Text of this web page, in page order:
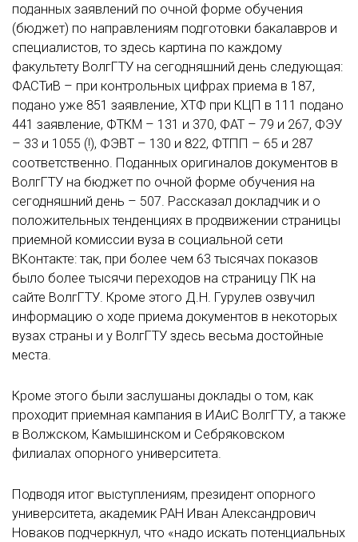
поданных заявлений по очной форме обучения
(бюджет) по направлениям подготовки бакалавров и
специалистов, то здесь картина по каждому
факультету ВолгГТУ на сегодняшний день следующая:
ФАСТиВ – при контрольных цифрах приема в 187,
подано уже 851 заявление, ХТФ при КЦП в 111 подано
441 заявление, ФТКМ – 131 и 370, ФАТ – 79 и 267, ФЭУ
– 33 и 1055 (!), ФЭВТ – 130 и 822, ФТПП – 65 и 287
соответственно. Поданных оригиналов документов в
ВолгГТУ на бюджет по очной форме обучения на
сегодняшний день – 507. Рассказал докладчик и о
положительных тенденциях в продвижении страницы
приемной комиссии вуза в социальной сети
ВКонтакте: так, при более чем 63 тысячах показов
было более тысячи переходов на страницу ПК на
сайте ВолгГТУ. Кроме этого Д.Н. Гурулев озвучил
информацию о ходе приема документов в некоторых
вузах страны и у ВолгГТУ здесь весьма достойные
места.
Кроме этого были заслушаны доклады о том, как
проходит приемная кампания в ИАиС ВолгГТУ, а также
в Волжском, Камышинском и Себряковском
филиалах опорного университета.
Подводя итог выступлениям, президент опорного
университета, академик РАН Иван Александрович
Новаков подчеркнул, что «надо искать потенциальных